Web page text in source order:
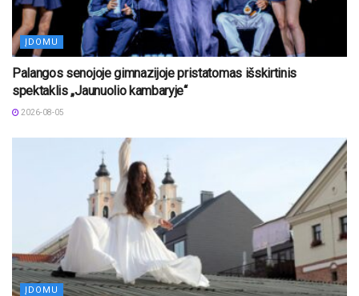
ĮDOMU
Palangos senojoje gimnazijoje pristatomas išskirtinis
spektaklis „Jaunuolio kambaryje“
2026-08-05
ĮDOMU